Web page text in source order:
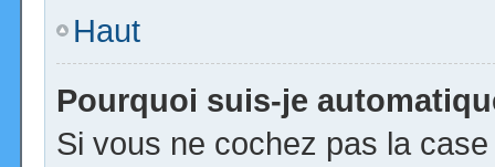
Haut
Pourquoi suis-je
Si vous ne cochez pas la